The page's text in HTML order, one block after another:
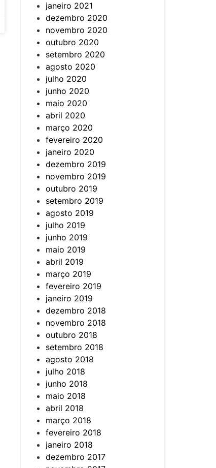
janeiro 2021
dezembro 2020
novembro 2020
outubro 2020
setembro 2020
agosto 2020
julho 2020
junho 2020
maio 2020
abril 2020
março 2020
fevereiro 2020
janeiro 2020
dezembro 2019
novembro 2019
outubro 2019
setembro 2019
agosto 2019
julho 2019
junho 2019
maio 2019
abril 2019
março 2019
fevereiro 2019
janeiro 2019
dezembro 2018
novembro 2018
outubro 2018
setembro 2018
agosto 2018
julho 2018
junho 2018
maio 2018
abril 2018
março 2018
fevereiro 2018
janeiro 2018
dezembro 2017